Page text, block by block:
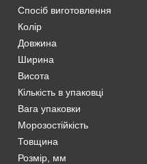
Спосіб виготовлення
Колір
Довжина
Ширина
Висота
Кількість в упаковці
Вага упаковки
Морозостійкість
Товщина
Розмір, мм